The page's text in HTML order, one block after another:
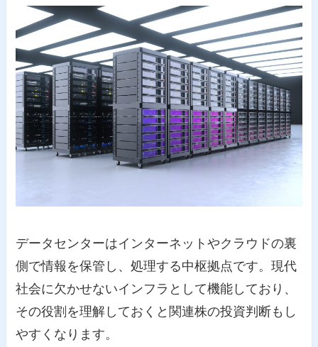
データセンターはインターネットやクラウドの裏
側で情報を保管し、処理する中枢拠点です。現代
社会に欠かせないインフラとして機能しており、
その役割を理解しておくと関連株の投資判断もし
やすくなります。